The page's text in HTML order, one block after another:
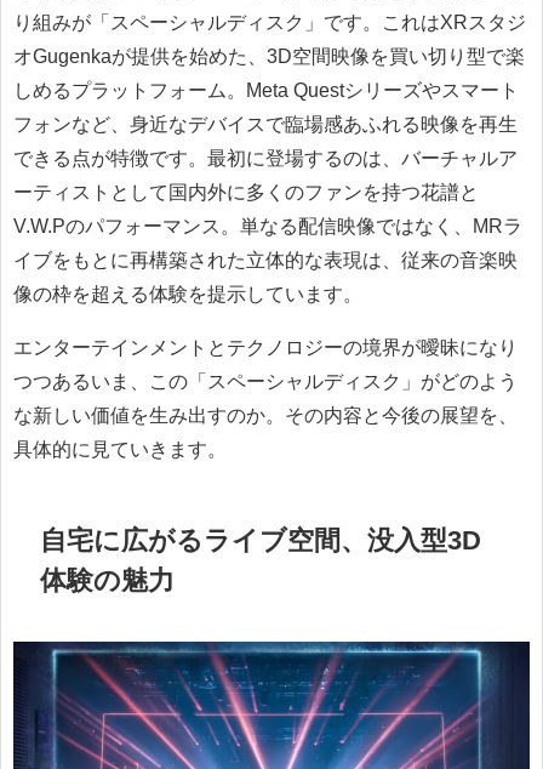
り組みが「スペーシャルディスク」です。これはXRスタジ
オGugenkaが提供を始めた、3D空間映像を買い切り型で楽
しめるプラットフォーム。Meta Questシリーズやスマート
フォンなど、身近なデバイスで臨場感あふれる映像を再生
できる点が特徴です。最初に登場するのは、バーチャルア
ーティストとして国内外に多くのファンを持つ花譜と
V.W.Pのパフォーマンス。単なる配信映像ではなく、MRラ
イブをもとに再構築された立体的な表現は、従来の音楽映
像の枠を超える体験を提示しています。
エンターテインメントとテクノロジーの境界が曖昧になり
つつあるいま、この「スペーシャルディスク」がどのよう
な新しい価値を生み出すのか。その内容と今後の展望を、
具体的に見ていきます。
自宅に広がるライブ空間、没入型3D
体験の魅力